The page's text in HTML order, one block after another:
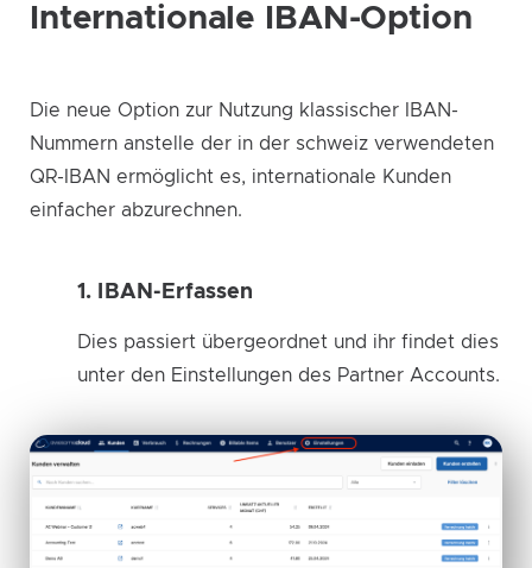
Internationale IBAN-Option
Die neue Option zur Nutzung klassischer IBAN-
Nummern anstelle der in der schweiz verwendeten
QR-IBAN ermöglicht es, internationale Kunden
einfacher abzurechnen.
1. IBAN-Erfassen
Dies passiert übergeordnet und ihr findet dies
unter den Einstellungen des Partner Accounts.